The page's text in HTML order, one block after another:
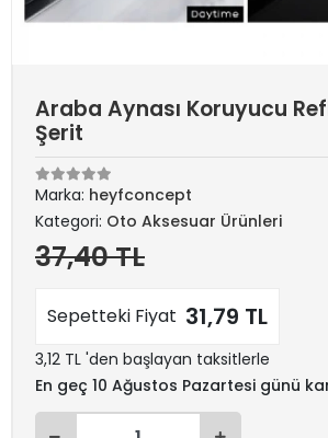
Araba Aynası Koruyucu
Şerit
Marka: heyfconcept
Kategori: Oto Aksesuar Ürünleri
37,40 TL
Sepetteki Fiyat 31,79 TL
3,12 TL 'den başlayan taksitlerle
En geç 10 Ağustos Pazartesi günü